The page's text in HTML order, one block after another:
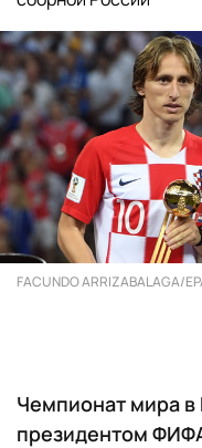
FACUNDO ARRIZABALAGA/
Чемпионат мира в
президентом